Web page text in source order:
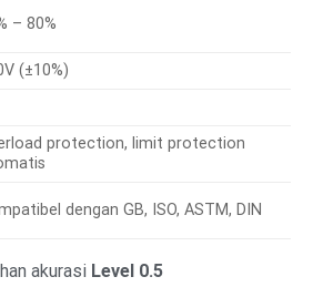
– 80%
(±10%)
protection, limit protection
dengan GB, ISO, ASTM, DIN
akurasi Level 0.5